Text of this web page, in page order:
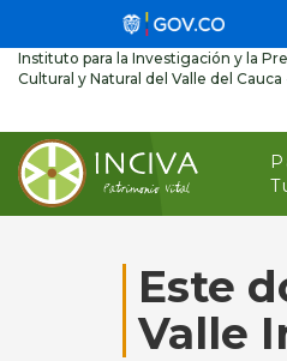
Instituto para la Investigación y la
Cultural y Natural del Valle del Cauca
Este
Valle